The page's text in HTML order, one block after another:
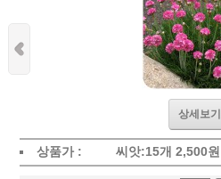
상세보기
상품가 : 씨앗:15개 2,500원